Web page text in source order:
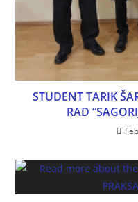
STUDENT TARIK
RAD